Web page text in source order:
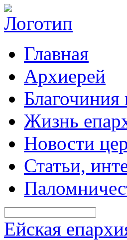
Главная
Архиерей
Жизнь
Новости
Статьи,
Ейская